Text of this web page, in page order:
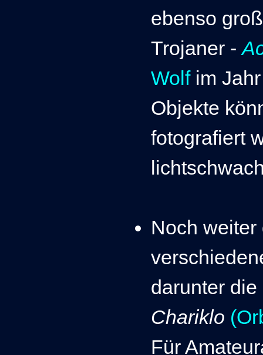
ebenso
Trojaner -
Wolfim Jahr
Objekte
fotografiert
Noch
darunter die
Chariklo
Für